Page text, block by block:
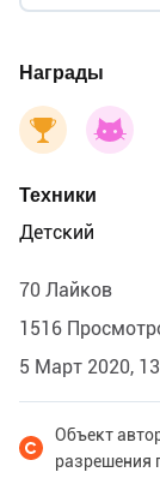
Награды
Техники
Детский
70 Лайков
1516
5 Март 2020,
Объект
разрешения